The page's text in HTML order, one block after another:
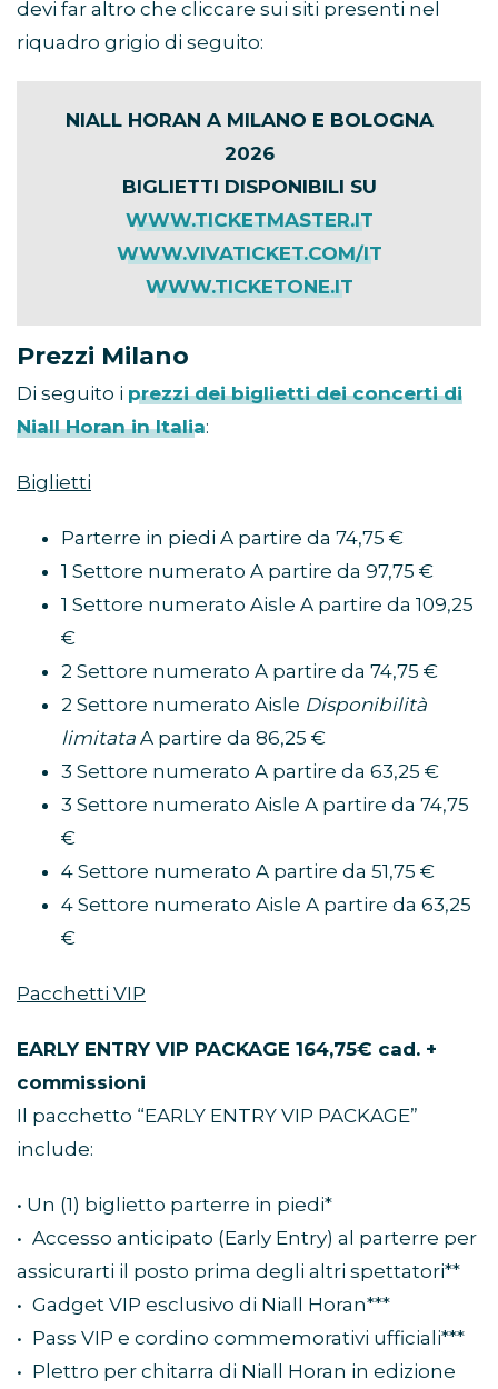
devi far altro che cliccare sui siti presenti nel
riquadro grigio di seguito:
NIALL HORAN A MILANO E BOLOGNA
2026
BIGLIETTI DISPONIBILI SU
WWW.TICKETMASTER.IT
WWW.VIVATICKET.COM/IT
WWW.TICKETONE.IT
Prezzi Milano
Di seguito i prezzi dei biglietti dei concerti di
Niall Horan in Italia:
Biglietti
Parterre in piedi A partire da 74,75 €
1 Settore numerato A partire da 97,75 €
1 Settore numerato Aisle A partire da 109,25
€
2 Settore numerato A partire da 74,75 €
2 Settore numerato Aisle Disponibilità
limitata A partire da 86,25 €
3 Settore numerato A partire da 63,25 €
3 Settore numerato Aisle A partire da 74,75
€
4 Settore numerato A partire da 51,75 €
4 Settore numerato Aisle A partire da 63,25
€
Pacchetti VIP
EARLY ENTRY VIP PACKAGE 164,75€ cad. +
commissioni
Il pacchetto “EARLY ENTRY VIP PACKAGE”
include:
• Un (1) biglietto parterre in piedi*
• Accesso anticipato (Early Entry) al parterre per
assicurarti il posto prima degli altri spettatori**
• Gadget VIP esclusivo di Niall Horan***
• Pass VIP e cordino commemorativi ufficiali***
• Plettro per chitarra di Niall Horan in edizione